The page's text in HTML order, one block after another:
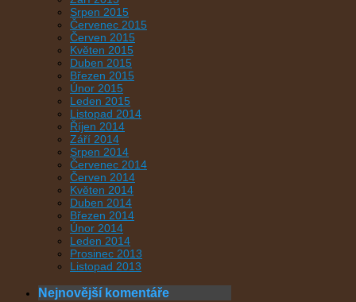
Srpen 2015
Červenec 2015
Červen 2015
Květen 2015
Duben 2015
Březen 2015
Únor 2015
Leden 2015
Listopad 2014
Říjen 2014
Září 2014
Srpen 2014
Červenec 2014
Červen 2014
Květen 2014
Duben 2014
Březen 2014
Únor 2014
Leden 2014
Prosinec 2013
Listopad 2013
Nejnovější komentáře